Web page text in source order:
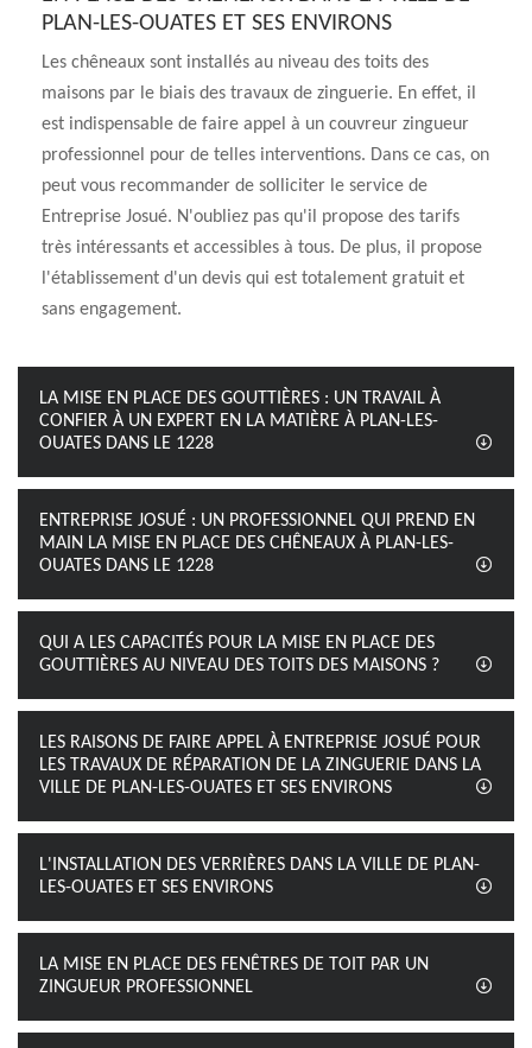
PLAN-LES-OUATES ET SES ENVIRONS
Les chêneaux sont installés au niveau des toits des
maisons par le biais des travaux de zinguerie. En effet, il
est indispensable de faire appel à un couvreur zingueur
professionnel pour de telles interventions. Dans ce cas, on
peut vous recommander de solliciter le service de
Entreprise Josué. N'oubliez pas qu'il propose des tarifs
très intéressants et accessibles à tous. De plus, il propose
l'établissement d'un devis qui est totalement gratuit et
sans engagement.
LA MISE EN PLACE DES GOUTTIÈRES : UN TRAVAIL À
CONFIER À UN EXPERT EN LA MATIÈRE À PLAN-LES-
OUATES DANS LE 1228
ENTREPRISE JOSUÉ : UN PROFESSIONNEL QUI PREND EN
MAIN LA MISE EN PLACE DES CHÊNEAUX À PLAN-LES-
OUATES DANS LE 1228
QUI A LES CAPACITÉS POUR LA MISE EN PLACE DES
GOUTTIÈRES AU NIVEAU DES TOITS DES MAISONS ?
LES RAISONS DE FAIRE APPEL À ENTREPRISE JOSUÉ POUR
LES TRAVAUX DE RÉPARATION DE LA ZINGUERIE DANS LA
VILLE DE PLAN-LES-OUATES ET SES ENVIRONS
L'INSTALLATION DES VERRIÈRES DANS LA VILLE DE PLAN-
LES-OUATES ET SES ENVIRONS
LA MISE EN PLACE DES FENÊTRES DE TOIT PAR UN
ZINGUEUR PROFESSIONNEL